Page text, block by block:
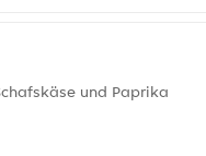
und Paprika